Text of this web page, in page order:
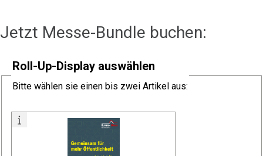
Jetzt Messe-Bundle buchen:
Roll-Up-Display auswählen
Bitte wählen sie einen bis zwei Artikel aus: